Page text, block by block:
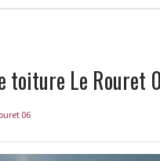
toiture Le Rouret
06